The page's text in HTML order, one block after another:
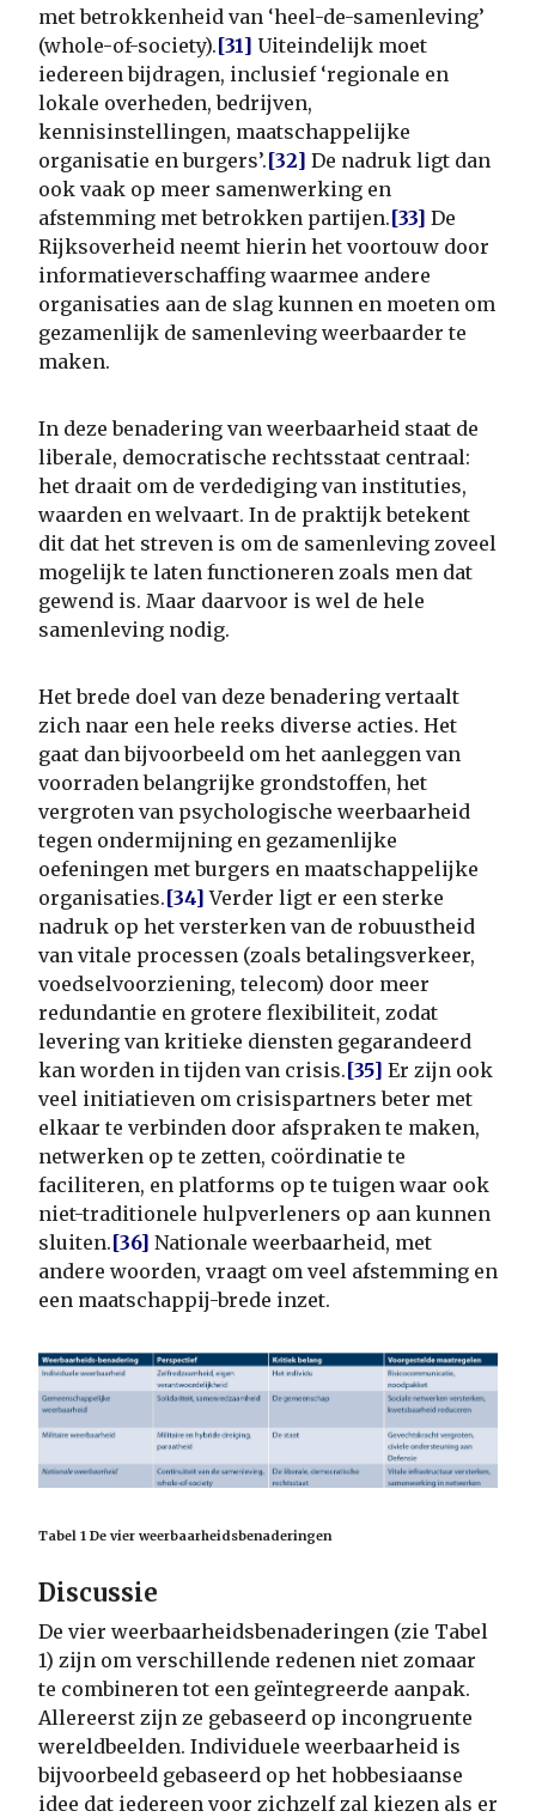
met betrokkenheid van ‘heel-de-samenleving’
(whole-of-society).[31] Uiteindelijk moet
iedereen bijdragen, inclusief ‘regionale en
lokale overheden, bedrijven,
kennisinstellingen, maatschappelijke
organisatie en burgers’.[32] De nadruk ligt dan
ook vaak op meer samenwerking en
afstemming met betrokken partijen.[33] De
Rijksoverheid neemt hierin het voortouw door
informatieverschaffing waarmee andere
organisaties aan de slag kunnen en moeten om
gezamenlijk de samenleving weerbaarder te
maken.
In deze benadering van weerbaarheid staat de
liberale, democratische rechtsstaat centraal:
het draait om de verdediging van instituties,
waarden en welvaart. In de praktijk betekent
dit dat het streven is om de samenleving zoveel
mogelijk te laten functioneren zoals men dat
gewend is. Maar daarvoor is wel de hele
samenleving nodig.
Het brede doel van deze benadering vertaalt
zich naar een hele reeks diverse acties. Het
gaat dan bijvoorbeeld om het aanleggen van
voorraden belangrijke grondstoffen, het
vergroten van psychologische weerbaarheid
tegen ondermijning en gezamenlijke
oefeningen met burgers en maatschappelijke
organisaties.[34] Verder ligt er een sterke
nadruk op het versterken van de robuustheid
van vitale processen (zoals betalingsverkeer,
voedselvoorziening, telecom) door meer
redundantie en grotere flexibiliteit, zodat
levering van kritieke diensten gegarandeerd
kan worden in tijden van crisis.[35] Er zijn ook
veel initiatieven om crisispartners beter met
elkaar te verbinden door afspraken te maken,
netwerken op te zetten, coördinatie te
faciliteren, en platforms op te tuigen waar ook
niet-traditionele hulpverleners op aan kunnen
sluiten.[36] Nationale weerbaarheid, met
andere woorden, vraagt om veel afstemming en
een maatschappij-brede inzet.
Tabel 1 De vier weerbaarheidsbenaderingen
Discussie
De vier weerbaarheidsbenaderingen (zie Tabel
1) zijn om verschillende redenen niet zomaar
te combineren tot een geïntegreerde aanpak.
Allereerst zijn ze gebaseerd op incongruente
wereldbeelden. Individuele weerbaarheid is
bijvoorbeeld gebaseerd op het hobbesiaanse
idee dat iedereen voor zichzelf zal kiezen als er